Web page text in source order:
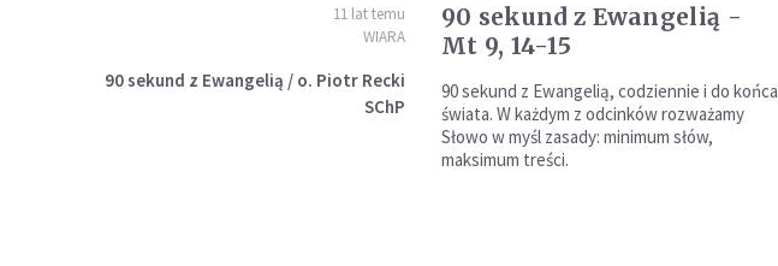
11 lat temu
WIARA
90 sekund z Ewangelią / o. Piotr Recki
SChP
90 sekund z Ewangelią -
Mt 9, 14-15
90 sekund z Ewangelią, codziennie i do końca
świata. W każdym z odcinków rozważamy
Słowo w myśl zasady: minimum słów,
maksimum treści.